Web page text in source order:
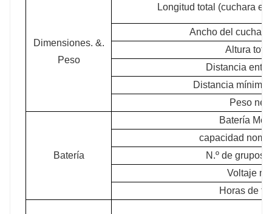
Dimensiones. &.
Peso
Longitud total (cuchara
Ancho del
Altura
Distancia
Distancia mínima
Peso
Batería
Batería
capacidad
N.º de grupos
Voltaje
Horas de